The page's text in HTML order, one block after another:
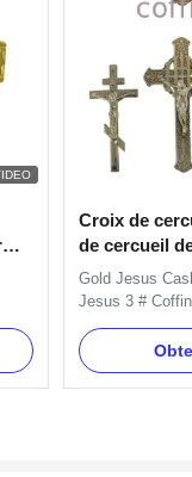
Croix de
de cercueil
Gold Jesus
Jesus 3 #
Description:
It is used on
TX-Jesus 4# ,
Color Gold,